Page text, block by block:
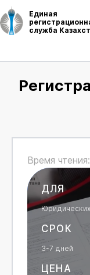
Единая
служба
Время
ДЛЯ
СРОК
3-7 дней
ЦЕНА